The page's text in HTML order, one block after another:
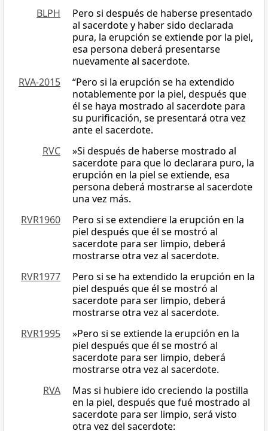
BLPH
Pero si después de haberse presentado
al sacerdote y haber sido declarada
pura, la erupción se extiende por la piel,
esa persona deberá presentarse
nuevamente al sacerdote.
RVA-2015
“Pero si la erupción se ha extendido
notablemente por la piel, después que
él se haya mostrado al sacerdote para
su purificación, se presentará otra vez
ante el sacerdote.
RVC
»Si después de haberse mostrado al
sacerdote para que lo declarara puro, la
erupción en la piel se extiende, esa
persona deberá mostrarse al sacerdote
una vez más.
RVR1960
Pero si se extendiere la erupción en la
piel después que él se mostró al
sacerdote para ser limpio, deberá
mostrarse otra vez al sacerdote.
RVR1977
Pero si se ha extendido la erupción en la
piel después que él se mostró al
sacerdote para ser limpio, deberá
mostrarse otra vez al sacerdote.
RVR1995
»Pero si se extiende la erupción en la
piel después que él se mostró al
sacerdote para ser limpio, deberá
mostrarse otra vez al sacerdote.
RVA
Mas si hubiere ido creciendo la postilla
en la piel, después que fué mostrado al
sacerdote para ser limpio, será visto
otra vez del sacerdote: